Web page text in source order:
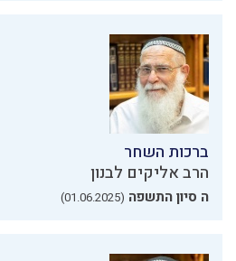
ברכות השחר
הרב אליקים לבנון
ה סיון התשפה (01.06.2025)